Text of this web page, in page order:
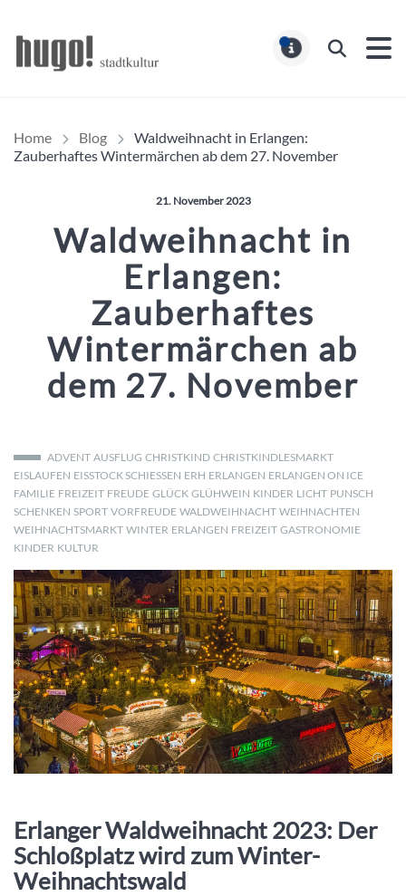
Suchen
Home Blog
Waldweihnacht in Erlangen:
Zauberhaftes Wintermärchen ab dem 27. November
Veröffentlicht am:
21. November 2023
Waldweihnacht in
Erlangen:
Zauberhaftes
Wintermärchen ab
dem 27. November
ADVENT AUSFLUG CHRISTKIND CHRISTKINDLESMARKT
EISLAUFEN EISSTOCK SCHIESSEN ERH ERLANGEN ERLANGEN ON ICE
FAMILIE FREIZEIT FREUDE GLÜCK GLÜHWEIN KINDER LICHT PUNSCH
SCHENKEN SPORT VORFREUDE WALDWEIHNACHT WEIHNACHTEN
WEIHNACHTSMARKT WINTER ERLANGEN FREIZEIT GASTRONOMIE
KINDER KULTUR
Erlanger Waldweihnacht 2023: Der
Schloßplatz wird zum Winter-
Weihnachtswald